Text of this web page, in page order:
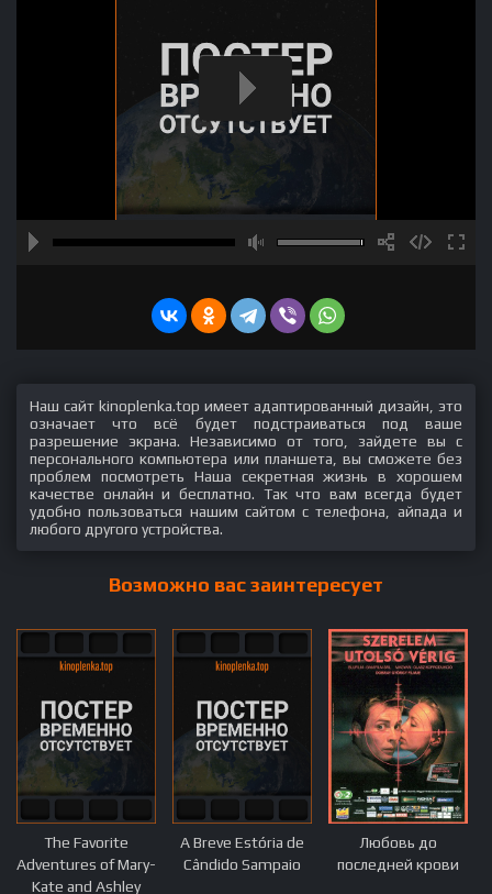
Наш сайт kinoplenka.top имеет адаптированный дизайн, это
означает что всё будет подстраиваться под ваше
разрешение экрана. Независимо от того, зайдете вы с
персонального компьютера или планшета, вы сможете без
проблем посмотреть Наша секретная жизнь в хорошем
качестве онлайн и бесплатно. Так что вам всегда будет
удобно пользоваться нашим сайтом с телефона, айпада и
любого другого устройства.
Возможно вас заинтересует
The Favorite
Adventures of Mary-
Kate and Ashley
A Breve Estória de
Cândido Sampaio
Любовь до
последней крови